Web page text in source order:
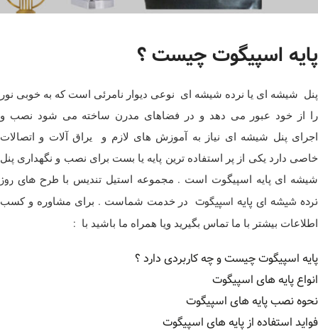
پایه اسپیگوت چیست ؟
پنل شیشه ای یا نرده شیشه ای نوعی دیوار نامرئی است که به خوبی نور
را از خود عبور می دهد و در فضاهای مدرن ساخته می شود نصب و
اجرای پنل شیشه ای نیاز به آموزش های لازم و یراق آلات و اتصالات
خاصی دارد یکی از پر استفاده ترین پایه یا بست برای نصب و نگهداری پنل
شیشه ای پایه اسپیگوت است . مجموعه استیل تندیس با طرح های روز
نرده شیشه ای پایه اسپیگوتدر خدمت شماست . برای مشاوره و کسب
اطلاعات بیشتر با ما تماس بگیرید ویا همراه ما باشید با :
پایه اسپیگوت چیست و چه کاربردی دارد ؟
انواع پایه های اسپیگوت
نحوه نصب پایه های اسپیگوت
فواید استفاده از پایه های اسپیگوت